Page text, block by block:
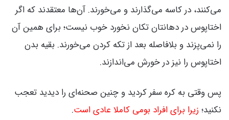
می‌کنند، در کاسه می‌گذارند و می‌خورند. آن‌ها معتقدند که اگر
اختاپوس در دهانتان تکان نخورد خوب نیست؛ برای همین آن
را نمی‌پزند و بلافاصله بعد از تکه کردن می‌خورند. بقیه بدن
اختاپوس را نیز در خورش می‌اندازند.
پس وقتی به کره سفر کردید و چنین صحنه‌ای را دیدید تعجب
نکنید؛زیرا برای افراد بومی کاملا عادی است.